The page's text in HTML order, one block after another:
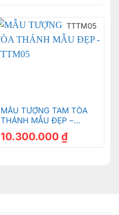
TTTM05
MẪU TƯỢNG TAM TÒA
THÁNH MẪU ĐẸP –
TTTM05
10.300.000 ₫